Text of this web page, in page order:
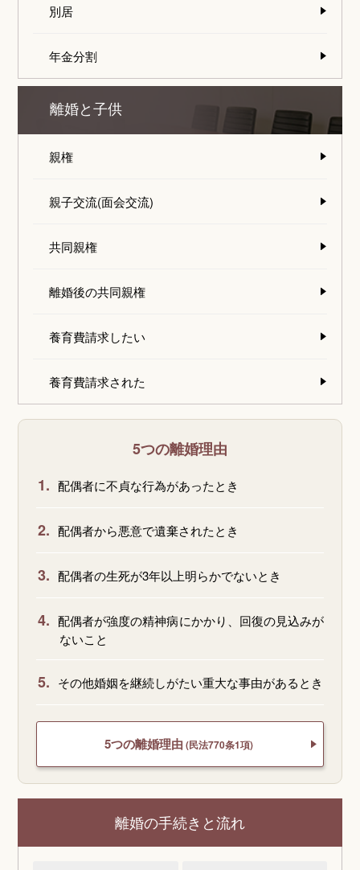
別居
年金分割
離婚と子供
親権
親子交流(面会交流)
共同親権
離婚後の共同親権
養育費請求したい
養育費請求された
5つの離婚理由
1. 配偶者に不貞な行為があったとき
2. 配偶者から悪意で遺棄されたとき
3. 配偶者の生死が3年以上明らかでないとき
4. 配偶者が強度の精神病にかかり、回復の見込みが
ないこと
5. その他婚姻を継続しがたい重大な事由があるとき
5つの離婚理由 (民法770条1項)
離婚の手続きと流れ